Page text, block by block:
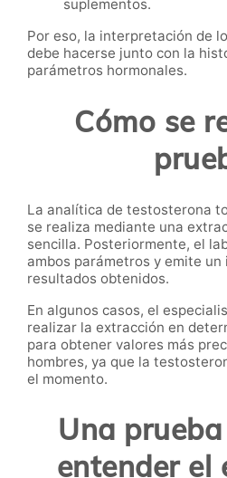
suplementos.
Por eso, la interpretación de
debe hacerse junto con la
parámetros hormonales.
Cómo se
La analítica de testosterona
se realiza mediante una
sencilla. Posteriormente, el
ambos parámetros y emite un
resultados obtenidos.
En algunos casos, el
realizar la extracción en
para obtener valores más
hombres, ya que la
el momento.
Una
entender el